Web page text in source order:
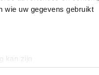
wie uw gegevens gebruikt
kan zijn